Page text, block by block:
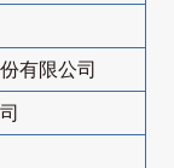
有限公司